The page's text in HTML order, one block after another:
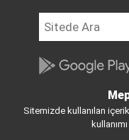
Sitemizde kullanılan